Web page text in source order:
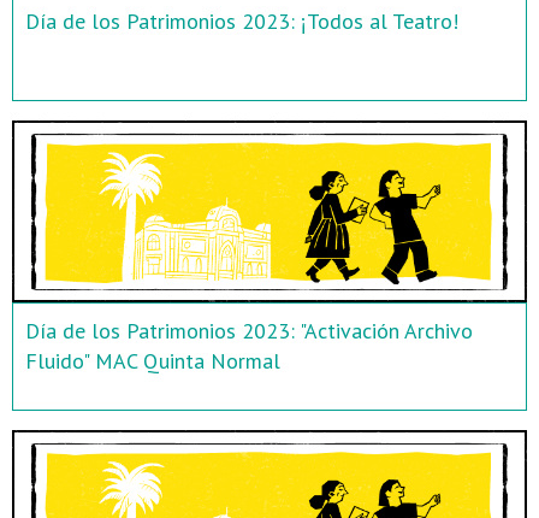
Día de los Patrimonios 2023: ¡Todos al Teatro!
Día de los Patrimonios 2023: "Activación Archivo
Fluido" MAC Quinta Normal